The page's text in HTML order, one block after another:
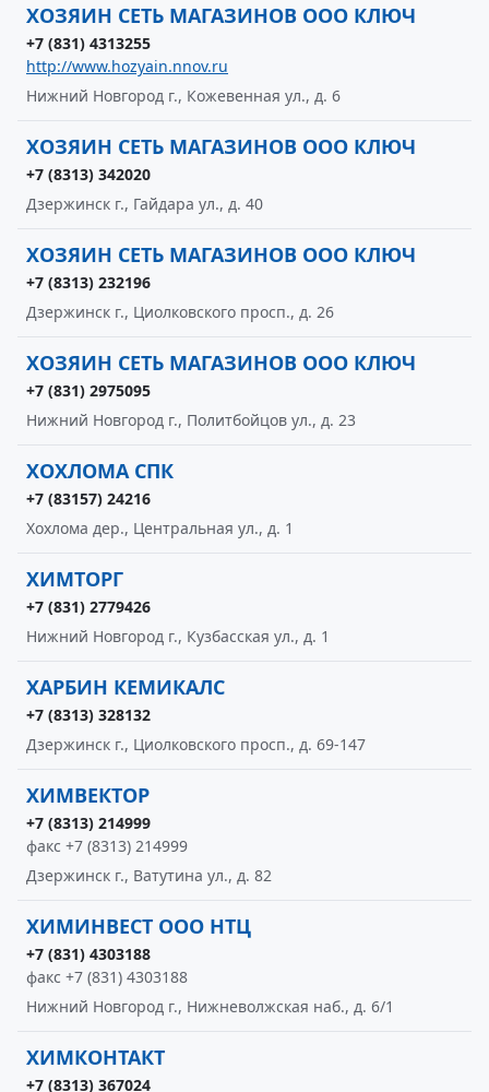
ХОЗЯИН СЕТЬ МАГАЗИНОВ ООО КЛЮЧ
+7 (831) 4313255
http://www.hozyain.nnov.ru
Нижний Новгород г., Кожевенная ул., д. 6
ХОЗЯИН СЕТЬ МАГАЗИНОВ ООО КЛЮЧ
+7 (8313) 342020
Дзержинск г., Гайдара ул., д. 40
ХОЗЯИН СЕТЬ МАГАЗИНОВ ООО КЛЮЧ
+7 (8313) 232196
Дзержинск г., Циолковского просп., д. 26
ХОЗЯИН СЕТЬ МАГАЗИНОВ ООО КЛЮЧ
+7 (831) 2975095
Нижний Новгород г., Политбойцов ул., д. 23
ХОХЛОМА СПК
+7 (83157) 24216
Хохлома дер., Центральная ул., д. 1
ХИМТОРГ
+7 (831) 2779426
Нижний Новгород г., Кузбасская ул., д. 1
ХАРБИН КЕМИКАЛС
+7 (8313) 328132
Дзержинск г., Циолковского просп., д. 69-147
ХИМВЕКТОР
+7 (8313) 214999
факс +7 (8313) 214999
Дзержинск г., Ватутина ул., д. 82
ХИМИНВЕСТ ООО НТЦ
+7 (831) 4303188
факс +7 (831) 4303188
Нижний Новгород г., Нижневолжская наб., д. 6/1
ХИМКОНТАКТ
+7 (8313) 367024